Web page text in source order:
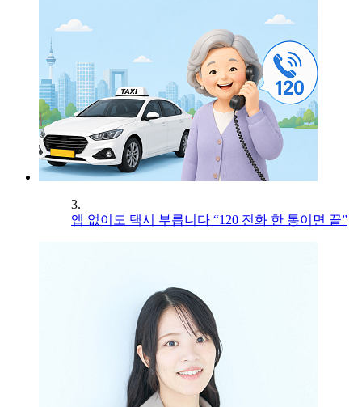
3.
앱 없이도 택시 부릅니다 “120 전화 한 통이면 끝”